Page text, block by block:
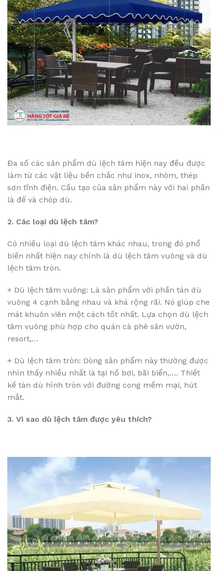
Đa số các sản phẩm dù lệch tâm hiện nay đều được
làm từ các vật liệu bền chắc như inox, nhôm, thép
sơn tĩnh điện. Cấu tạo của sản phẩm này với hai phần
là đế và chóp dù.
2. Các loại dù lệch tâm?
Có nhiều loại dù lệch tâm khác nhau, trong đó phổ
biến nhất hiện nay chính là dù lệch tâm vuông và dù
lệch tâm tròn.
+ Dù lệch tâm vuông: Là sản phẩm với phần tán dù
vuông 4 cạnh bằng nhau và khá rộng rãi. Nó giúp che
mát khuôn viên một cách tốt nhất. Lựa chọn dù lệch
tâm vuông phù hợp cho quán cà phê sân vườn,
resort,…
+ Dù lệch tâm tròn: Dòng sản phẩm này thường được
nhìn thấy nhiều nhất là tại hồ bơi, bãi biển,…. Thiết
kế tán dù hình tròn với đường cong mềm mại, hút
mắt.
3. Vì sao dù lệch tâm được yêu thích?